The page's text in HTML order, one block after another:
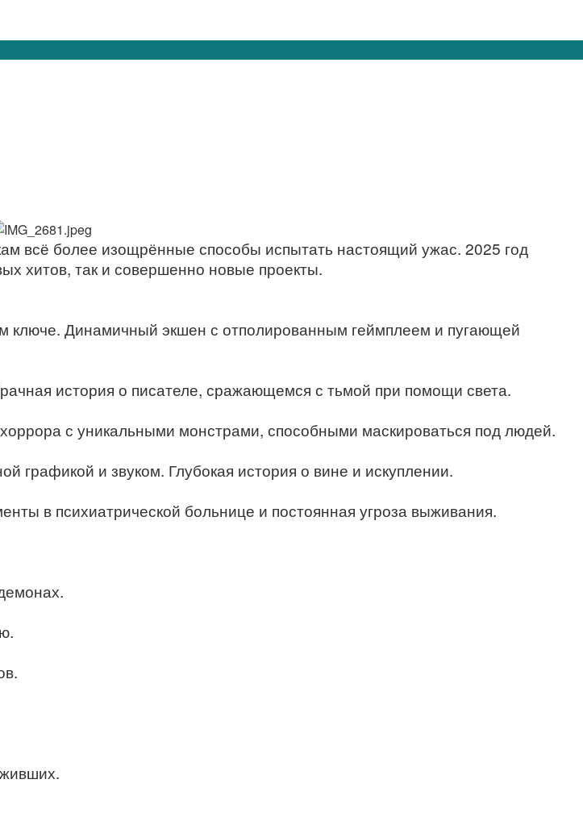
всё более изощрённые способы испытать настоящий ужас. 2025 год
хитов, так и совершенно новые проекты.
ключе. Динамичный экшен с отполированным геймплеем и пугающей
история о писателе, сражающемся с тьмой при помощи света.
с уникальными монстрами, способными маскироваться под людей.
графикой и звуком. Глубокая история о вине и искуплении.
в психиатрической больнице и постоянная угроза выживания.